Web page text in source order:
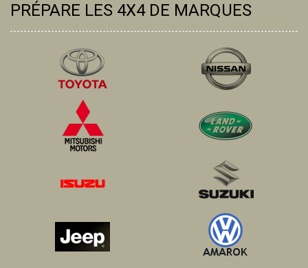
PRÉPARE LES 4X4 DE MARQUES